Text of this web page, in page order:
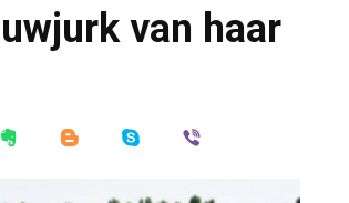
van haar